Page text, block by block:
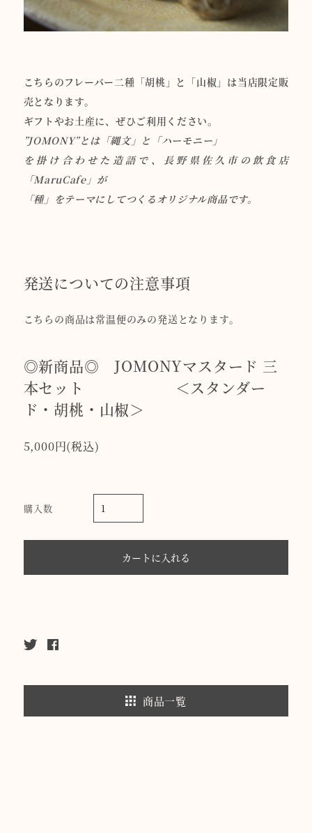
こちらのフレーバー二種「胡桃」と「山椒」は当店限定販
売となります。
ギフトやお土産に、ぜひご利用ください。
”JOMONY”とは「縄文」と「ハーモニー」
を掛け合わせた造語で、長野県佐久市の飲食店
「MaruCafe」が
「種」をテーマにしてつくるオリジナル商品です。
発送についての注意事項
こちらの商品は常温便のみの発送となります。
◎新商品◎ JOMONYマスタード 三
本セット ＜スタンダー
ド・胡桃・山椒＞
5,000円(税込)
購入数
商品一覧